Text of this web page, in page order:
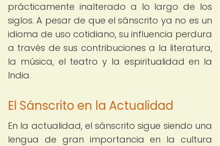
prácticamente inalterado a lo largo de los
siglos. A pesar de que el sánscrito ya no es un
idioma de uso cotidiano, su influencia perdura
a través de sus contribuciones a la literatura,
la música, el teatro y la espiritualidad en la
India.
El Sánscrito en la Actualidad
En la actualidad, el sánscrito sigue siendo una
lengua de gran importancia en la cultura